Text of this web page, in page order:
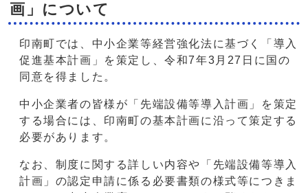
画」について
印南町では、中小企業等経営強化法に基づく「導入
促進基本計画」を策定し、令和7年3月27日に国の
同意を得ました。
中小企業者の皆様が「先端設備等導入計画」を策定
する場合には、印南町の基本計画に沿って策定する
必要があります。
なお、制度に関する詳しい内容や「先端設備等導入
計画」の認定申請に係る必要書類の様式等につきま